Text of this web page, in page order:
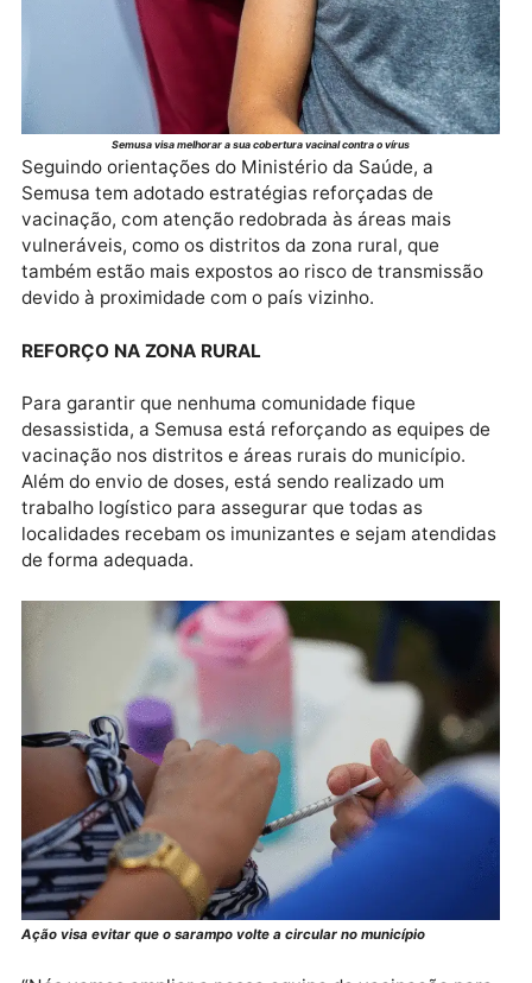
Seguindo orientações do Ministério da Saúde, a
vacinação, com atenção redobrada às áreas mais
vulneráveis, como os distritos da zona rural, que
também estão mais expostos ao risco de
devido à proximidade com o país vizinho.
REFORÇO NA ZONA RURAL
Para garantir que nenhuma comunidade fique
desassistida, a Semusa está reforçando as equipes
vacinação nos distritos e áreas rurais do município.
Além do envio de doses, está sendo realizado um
trabalho logístico para assegurar que todas as
localidades recebam os imunizantes e sejam
de forma adequada.